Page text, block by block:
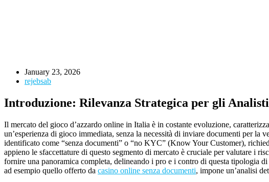
January 23, 2026
rejebsab
Introduzione: Rilevanza Strategica per gli
Il mercato del gioco d’azzardo online in Italia è in costante evoluzione,
un’esperienza di gioco immediata, senza la necessità di inviare documenti per la
identificato come “senza documenti” o “no KYC” (Know Your Customer),
appieno le sfaccettature di questo segmento di mercato è cruciale per valutare i
fornire una panoramica completa, delineando i pro e i contro di questa tipologia
ad esempio quello offerto da casino online senza documenti, impone un’analisi